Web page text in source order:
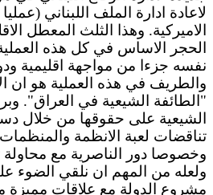
لاعادة ادارة الملف اللبناني
الاميركية. وهذا الثلث المعطل
الحجر الاساس في كل هذه
نفسه جزءا من مواجهة اقليمية
والطريف في هذه العملية هو ان
"الطائفة الشيعية في العراق".
الشيعية على حقوقها من خلال
تناقضات لعبة الانظمة والمنظمات
وخصوصا دور الناصرية مع محاولة
ولعله من المهم ان نلقي الضوء
مشروع الدولة مع علاقات مميزة